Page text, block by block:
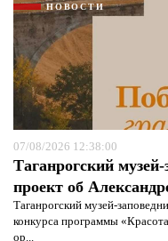
НОВОСТИ
07/08/2026 12:38:00
Таганрогский
проект об
Таганрогский музей-
конкурса программы
ор...